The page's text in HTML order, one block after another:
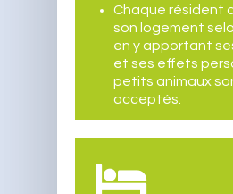
Chaque résident
son logement
en y apportant
et ses effets
petits animaux
acceptés.